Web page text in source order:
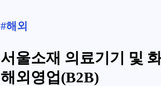
#해외
서울소재 의료기기 및
해외영업(B2B)